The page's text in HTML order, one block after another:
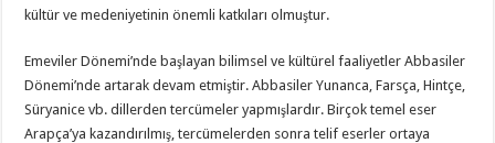
kültür ve medeniyetinin önemli katkıları olmuştur.
Emeviler Dönemi’nde başlayan bilimsel ve kültürel faaliyetler Abbasiler
Dönemi’nde artarak devam et­miştir. Abbasiler Yunanca, Farsça, Hintçe,
Süryanice vb. dillerden tercümeler yapmışlardır. Birçok temel eser
Arapça’ya kazandırılmış, tercümelerden sonra telif eserler ortaya